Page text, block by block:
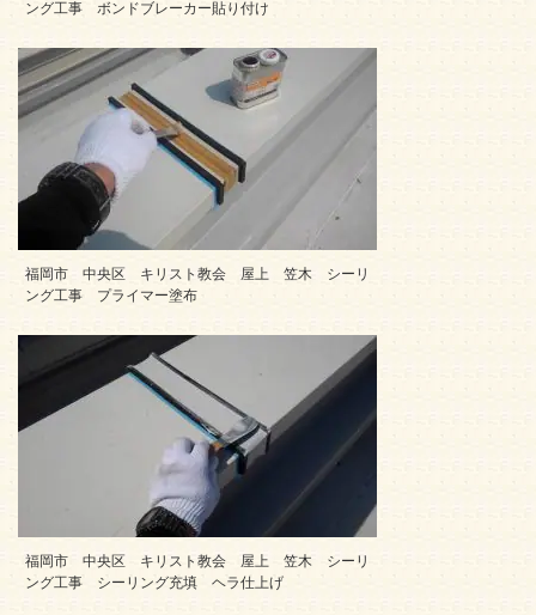
ング工事 ボンドブレーカー貼り付け
福岡市 中央区 キリスト教会 屋上 笠木 シーリ
ング工事 プライマー塗布
福岡市 中央区 キリスト教会 屋上 笠木 シーリ
ング工事 シーリング充填 ヘラ仕上げ